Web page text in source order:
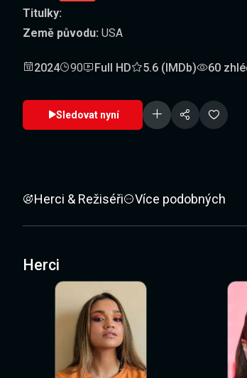
Titulky:
Země původu: USA
2024 90 Full HD 5.6 (IMDb) 60
Sledovat nyní
Herci & Režiséři Více podobných
Herci